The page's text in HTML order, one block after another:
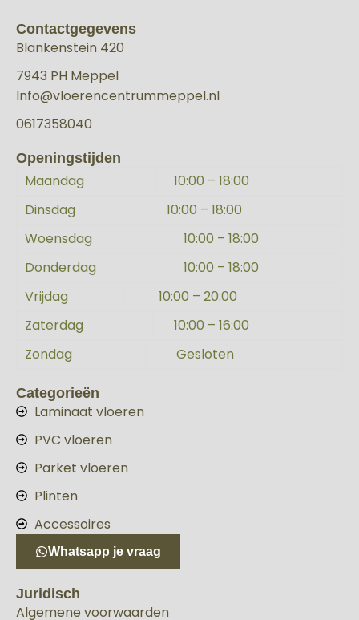
Contactgegevens
Blankenstein 420
7943 PH Meppel
Info@vloerencentrummeppel.nl
0617358040
Openingstijden
Maandag
10:00 – 18:00
Dinsdag
10:00 – 18:00
Woensdag
10:00 – 18:00
Donderdag
10:00 – 18:00
Vrijdag
10:00 – 20:00
Zaterdag
10:00 – 16:00
Zondag
Gesloten
Categorieën
Laminaat vloeren
PVC vloeren
Parket vloeren
Plinten
Accessoires
Whatsapp je vraag
Juridisch
Algemene voorwaarden